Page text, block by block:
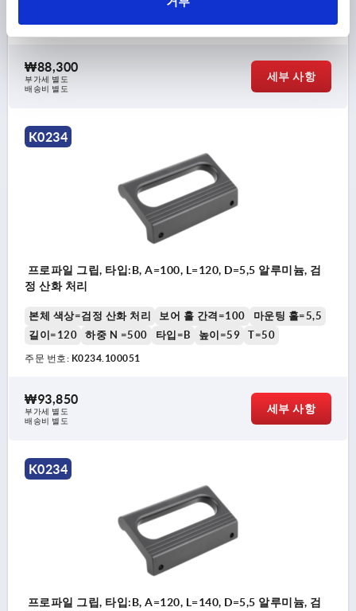
타입=B
주문 번호:K0234.086051
₩88,300
부가세 별도
배송비 별도
세부 사항
K0234
프로파일 그립, 타입:B, A=100, L=120, D=5,5 알루미늄, 검
정 산화 처리
본체 색상=검정 산화 처리 보어 홀 간격=100
마운팅 홀=5,5
길이=120
하중 N =500 타입=B 높이=59 T=50
주문 번호: K0234.100051
₩93,850
부가세 별도
배송비 별도
세부 사항
K0234
프로파일 그립, 타입:B, A=120, L=140, D=5,5 알루미늄, 검